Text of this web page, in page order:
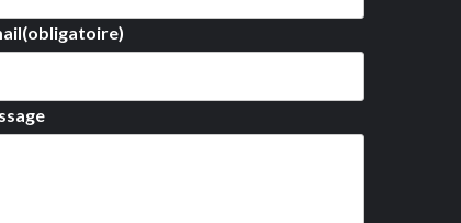
(obligatoire)